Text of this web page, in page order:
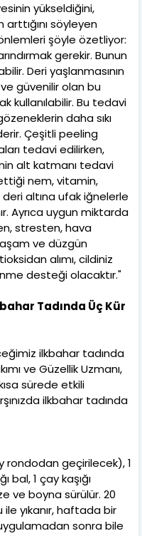
yükseldiğini,
arttığını söyleyen
şöyle özetliyor:
gerekir. Bunun
Deri yaşlanmasının
güvenilir olan bu
kullanılabilir. Bu tedavi
daha sıkı
Çeşitli peeling
tedavi edilirken,
alt katmanı tedavi
nem, vitamin,
altına ufak iğnelerle
Ayrıca uygun miktarda
stresten, hava
ve düzgün
alımı, cildiniz
desteği olacaktır."
Tadında Üç Kür
ilkbahar tadında
ve Güzellik Uzmanı,
sürede etkili
ilkbahar tadında
rondodan geçirilecek), 1
bal, 1 çay kaşığı
ve boyna sürülür. 20
yıkanır, haftada bir
sonra bile